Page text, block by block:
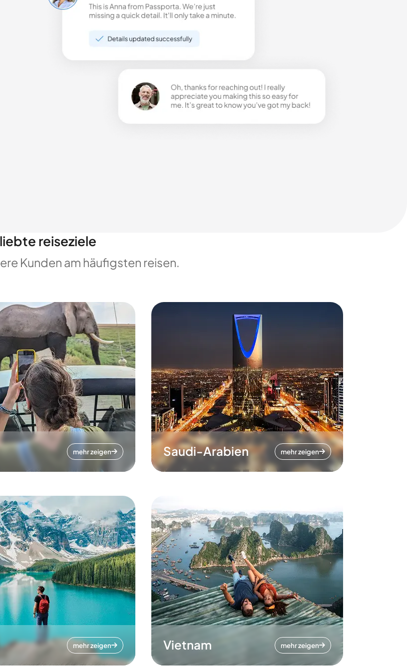
reiseziele
Kunden am häufigsten reisen.
mehr zeigen Saudi-Arabien mehr zeigen
mehr zeigen Vietnam mehr zeigen